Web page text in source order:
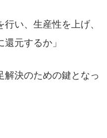
行い、生産性を上げ、
元するか」
解決のための鍵となっ